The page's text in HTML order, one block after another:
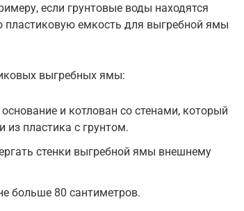
если грунтовые воды находятся
пластиковую емкость для выгребной ямы
выгребных ямы:
и котлован со стенами, который
из пластика с грунтом.
стенки выгребной ямы внешнему
больше 80 сантиметров.